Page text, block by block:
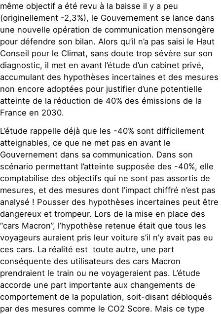
même objectif a été revu à la baisse il y a peu
(originellement -2,3%), le Gouvernement se lance dans
une nouvelle opération de communication mensongère
pour défendre son bilan. Alors qu’il n’a pas saisi le Haut
Conseil pour le Climat, sans doute trop sévère sur son
diagnostic, il met en avant l’étude d’un cabinet privé,
accumulant des hypothèses incertaines et des mesures
non encore adoptées pour justifier d’une potentielle
atteinte de la réduction de 40% des émissions de la
France en 2030.
L’étude rappelle déjà que les -40% sont difficilement
atteignables, ce que ne met pas en avant le
Gouvernement dans sa communication. Dans son
scénario permettant l’atteinte supposée des -40%, elle
comptabilise des objectifs qui ne sont pas assortis de
mesures, et des mesures dont l’impact chiffré n’est pas
analysé ! Pousser des hypothèses incertaines peut être
dangereux et trompeur. Lors de la mise en place des
“cars Macron”, l’hypothèse retenue était que tous les
voyageurs auraient pris leur voiture s’il n’y avait pas eu
ces cars. La réalité est toute autre, une part
conséquente des utilisateurs des cars Macron
prendraient le train ou ne voyageraient pas. L’étude
accorde une part importante aux changements de
comportement de la population, soit-disant débloqués
par des mesures comme le CO2 Score. Mais ce type